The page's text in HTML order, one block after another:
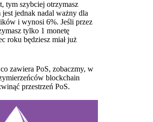
tym szybciej otrzymasz
jest jednak nadal ważny dla
i wynosi 6%. Jeśli przez
tylko 1 monetę
roku będziesz miał już
zawiera PoS, zobaczmy, w
blockchain
przestrzeń PoS.